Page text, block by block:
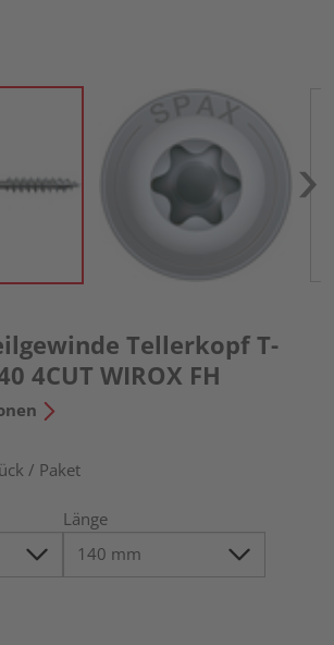
Tellerkopf T-
4CUT WIROX FH
/ Paket
Länge